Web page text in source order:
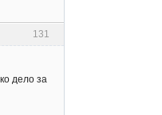
131
дело за